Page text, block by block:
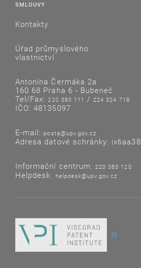
SMLOUVY
Kontakty
Úřad průmyslového
vlastnictví
Antonína Čermáka 2a
160 68 Praha 6 - Bubeneč
Tel/Fax:220 383 111 /224 324 718
IČO: 48135097
E-mail: posta@upv.gov.cz
Adresa datové schránky: ix6aa38
Informační centrum: 220 383 120
Helpdesk: helpdesk@upv.gov.cz